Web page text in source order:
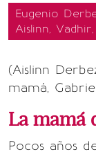
Eugenio
Aislinn,
(Aislinn
mamá,
La mamá
Pocos años